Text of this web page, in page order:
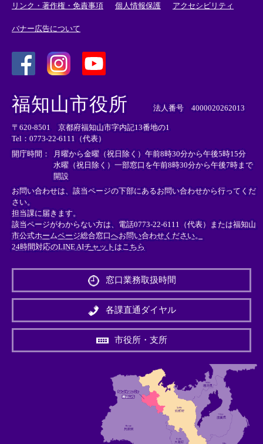
リンク・著作権・免責事項 個人情報保護 アクセシビリティ
バナー広告について
外
部
リ
ン
ク
＞
外
リ
ン
ク
＞
外
部
ン
ク
＞
福知山市役所 法人番号 4000020262013
〒620-8501 京都府福知山市字内記13番地の1
Tel：0773-22-6111（代表）
開庁時間：
月曜から金曜（祝日除く）午前8時30分から午後5時15分
水曜（祝日除く）一部窓口を午前8時30分から午後7時まで
開設
お問い合わせは、該当ページの下部にあるお問い合わせから行ってくだ
さい。
担当課に届きます。
該当ページがわからない方は、電話0773-22-6111（代表）または福知山
市公式ホームページ総合窓口へお問い合わせください。
24時間対応のLINE AIチャットはこちら
外
リ
ン
＞
窓口業務取扱時間
各課直通ダイヤル
市役所・支所